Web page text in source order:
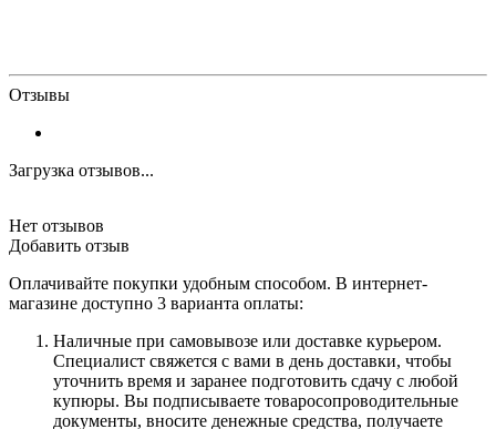
Отзывы
Загрузка отзывов...
Нет отзывов
Добавить отзыв
Оплачивайте покупки удобным способом. В интернет-
магазине доступно 3 варианта оплаты:
Наличные при самовывозе или доставке курьером.
Специалист свяжется с вами в день доставки, чтобы
уточнить время и заранее подготовить сдачу с любой
купюры. Вы подписываете товаросопроводительные
документы, вносите денежные средства, получаете